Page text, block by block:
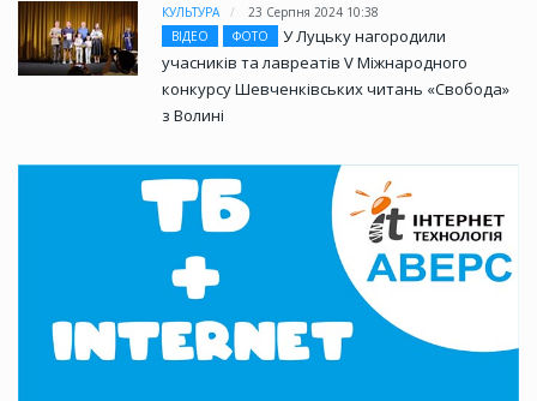
КУЛЬТУРА
23 Серпня 2024 10:38
ВІДЕО
ФОТО
У Луцьку нагородили
учасників та лавреатів V Міжнародного
конкурсу Шевченківських читань «Свобода»
з Волині